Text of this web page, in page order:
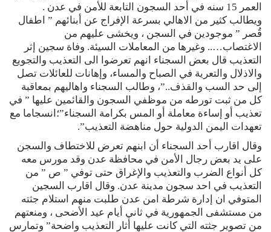
العمر 15 سنه في أحد السجون التابعة للأمن في عدن .
ويطالب كثير من الاهالي بسرعة الإفراج عن أبنائهم ” اطفال
قُصر ” موجودين في السجن ، ويخشى عليهم من
الاغتصاب….. وغيرها من المعاملات السيئة. وفاة سجين إثر
التعذيب قال بعض السجناء انهم تعرضوا الى التعذيب والتجويع
والاذلال والتعرية في الصباح والمساء، وإهانات للعائلات تصل
إلى حد السب والقذف..”، وطالب السجناء واهاليهم بمعاقبة
كل من ثبت تورطه من موظفي السجون والقائمين عليها ” في
تعذيب أو إساءة معاملة أو المس بكرامة السجناء”؛انسجاما مع
تعهدات اليمن الدولية حول مناهضة التعذيب”.
وقال اقارب أحد السجناء أن ابنهم تعرض للاختطاف والسجن
على يد بعض رجال الأمن في محافظة عدن وقد مورس معه
كل أنواع الضرب والتعذيب والإغراق حتى توفي ” ص ” من
التعذيب في احد سجون مدينة عدن. وقال اقارب السجين
المتوفي ان إدارة شرطة امن عدن طلبت منهم استلام جثته
من مستشفى الجمهورية في ثاني أيام عيد الأضحى ، ومنعتهم
من تصوير جثته التي كانت عليها أثار التعذيب واضحة” وتمارس